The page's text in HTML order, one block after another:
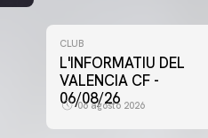
CLUB
L'INFORMATIU DEL
VALENCIA CF -
06/08/26
06 agosto 2026